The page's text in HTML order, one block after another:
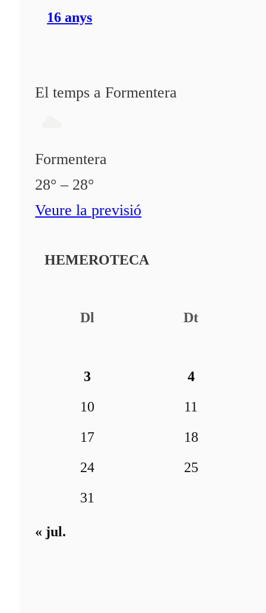
16 anys
El temps a Formentera
Formentera
28° – 28°
Veure la previsió
HEMEROTECA
Dl Dt
3
4
10
11
17
18
24
25
31
« jul.